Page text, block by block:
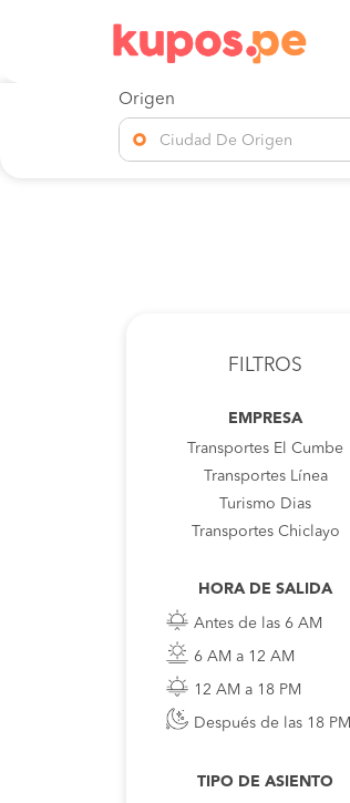
Origen
Ciudad De Origen
FILTROS
EMPRESA
Transportes El Cumbe
Transportes Línea
Turismo Dias
Transportes Chiclayo
HORA DE SALIDA
Antes de las 6 AM
6 AM a 12 AM
12 AM a 18 PM
Después de las 18 PM
TIPO DE ASIENTO